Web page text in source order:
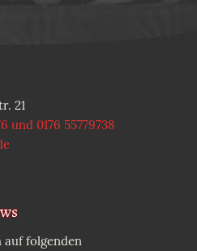
21
und 0176 55779738
folgenden